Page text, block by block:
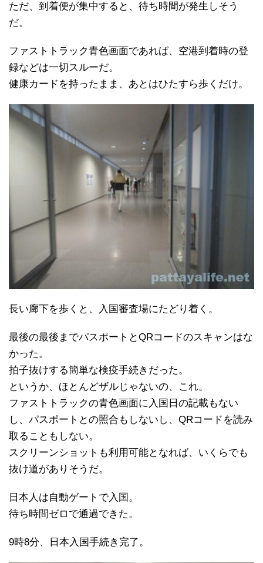
ただ、到着便が集中すると、待ち時間が発生しそう
だ。
ファストトラック青色画面であれば、空港到着時の登
録などは一切スルーだ。
健康カードを持ったまま、あとはひたすら歩くだけ。
長い廊下を歩くと、入国審査場にたどり着く。
最後の最後までパスポートとQRコードのスキャンはな
かった。
拍子抜けする簡単な検疫手続きだった。
というか、ほとんどザルじゃないの、これ。
ファストトラックの青色画面に入国日の記載もない
し、パスポートとの照合もしないし、QRコードを読み
取ることもしない。
スクリーンショットも利用可能となれば、いくらでも
抜け道がありそうだ。
日本人は自動ゲートで入国。
待ち時間ゼロで通過できた。
9時8分、日本入国手続き完了。